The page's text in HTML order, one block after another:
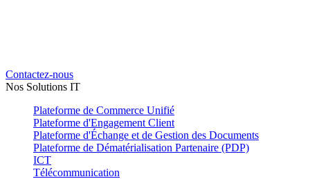
Contactez-nous
Nos Solutions IT
Plateforme de Commerce Unifié
Plateforme d'Engagement Client
Plateforme d'Échange et de Gestion des Documents
Plateforme de Dématérialisation Partenaire (PDP)
ICT
Télécommunication